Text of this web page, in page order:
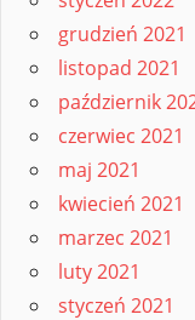
grudzień 2021
listopad 2021
październik
czerwiec 2021
maj 2021
kwiecień 2021
marzec 2021
luty 2021
styczeń 2021